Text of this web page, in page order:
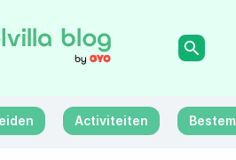
Activiteiten